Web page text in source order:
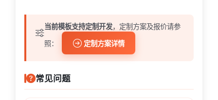
当前模板支持定制开发，定制方案及报价请参
照：
定制方案详情
常见问题